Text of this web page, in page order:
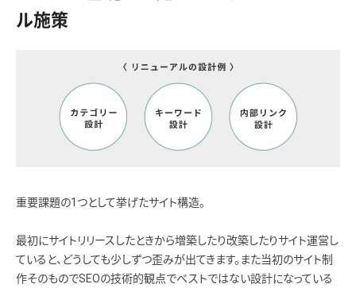
ル施策
重要課題の1つとして挙げたサイト構造。
最初にサイトリリースしたときから増築したり改築したりサイト運営し
ていると、どうしても少しずつ歪みが出てきます。また当初のサイト制
作そのものでSEOの技術的観点でベストではない設計になっている